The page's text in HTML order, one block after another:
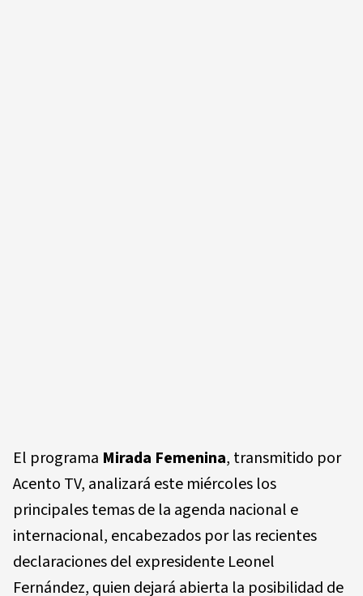
El programa Mirada Femenina, transmitido por
Acento TV, analizará este miércoles los
principales temas de la agenda nacional e
internacional, encabezados por las recientes
declaraciones del expresidente Leonel
Fernández, quien dejará abierta la posibilidad de